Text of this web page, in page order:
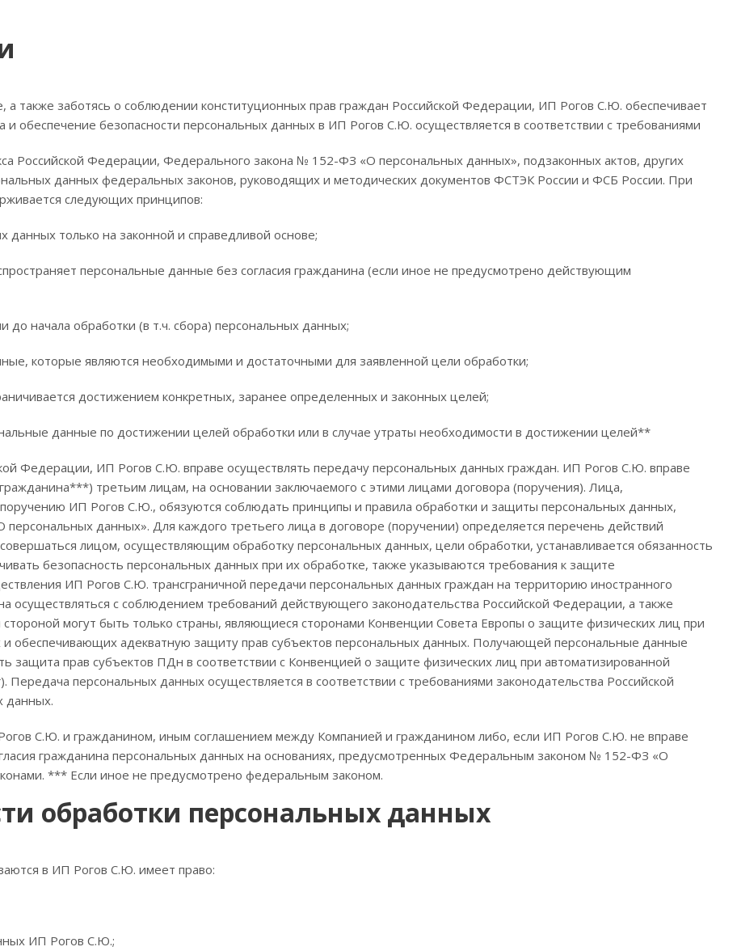
также заботясь о соблюдении конституционных прав граждан Российской Федерации, ИП Рогов С.Ю. обеспечивает
обеспечение безопасности персональных данных в ИП Рогов С.Ю. осуществляется в соответствии с требованиями
Российской Федерации, Федерального закона № 152-ФЗ «О персональных данных», подзаконных актов, других
данных федеральных законов, руководящих и методических документов ФСТЭК России и ФСБ России. При
следующих принципов:
только на законной и справедливой основе;
персональные данные без согласия гражданина (если иное не предусмотрено действующим
начала обработки (в т.ч. сбора) персональных данных;
которые являются необходимыми и достаточными для заявленной цели обработки;
достижением конкретных, заранее определенных и законных целей;
данные по достижении целей обработки или в случае утраты необходимости в достижении целей**
Федерации, ИП Рогов С.Ю. вправе осуществлять передачу персональных данных граждан. ИП Рогов С.Ю. вправе
третьим лицам, на основании заключаемого с этими лицами договора (поручения). Лица,
ИП Рогов С.Ю., обязуются соблюдать принципы и правила обработки и защиты персональных данных,
данных». Для каждого третьего лица в договоре (поручении) определяется перечень действий
лицом, осуществляющим обработку персональных данных, цели обработки, устанавливается обязанность
безопасность персональных данных при их обработке, также указываются требования к защите
ИП Рогов С.Ю. трансграничной передачи персональных данных граждан на территорию иностранного
осуществляться с соблюдением требований действующего законодательства Российской Федерации, а также
могут быть только страны, являющиеся сторонами Конвенции Совета Европы о защите физических лиц при
обеспечивающих адекватную защиту прав субъектов персональных данных. Получающей персональные данные
защита прав субъектов ПДн в соответствии с Конвенцией о защите физических лиц при автоматизированной
персональных данных осуществляется в соответствии с требованиями законодательства Российской
данных.
С.Ю. и гражданином, иным соглашением между Компанией и гражданином либо, если ИП Рогов С.Ю. не вправе
гражданина персональных данных на основаниях, предусмотренных Федеральным законом № 152-ФЗ «О
*** Если иное не предусмотрено федеральным законом.
обработки персональных данных
в ИП Рогов С.Ю. имеет право:
ИП Рогов С.Ю.;